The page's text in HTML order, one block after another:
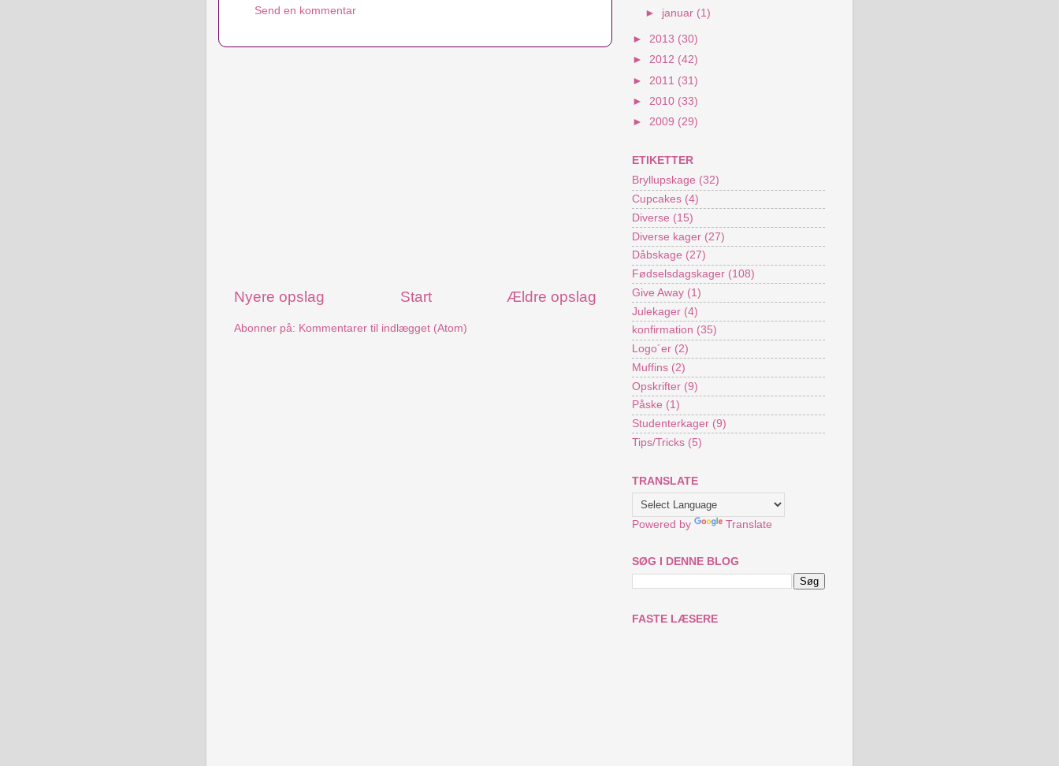
Send en kommentar
Nyere opslag Ældre opslag
Start
Abonner på: Kommentarer til indlægget (Atom)
► januar (1)
► 2013 (30)
► 2012 (42)
► 2011 (31)
► 2010 (33)
► 2009 (29)
ETIKETTER
Bryllupskage (32)
Cupcakes (4)
Diverse (15)
Diverse kager (27)
Dåbskage (27)
Fødselsdagskager (108)
Give Away (1)
Julekager (4)
konfirmation (35)
Logo´er (2)
Muffins (2)
Opskrifter (9)
Påske (1)
Studenterkager (9)
Tips/Tricks (5)
TRANSLATE
Powered by Translate
SØG I DENNE BLOG
FASTE LÆSERE